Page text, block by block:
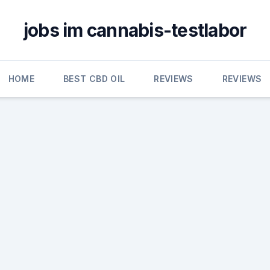
jobs im cannabis-testlabor
HOME BEST CBD OIL REVIEWS REVIEWS